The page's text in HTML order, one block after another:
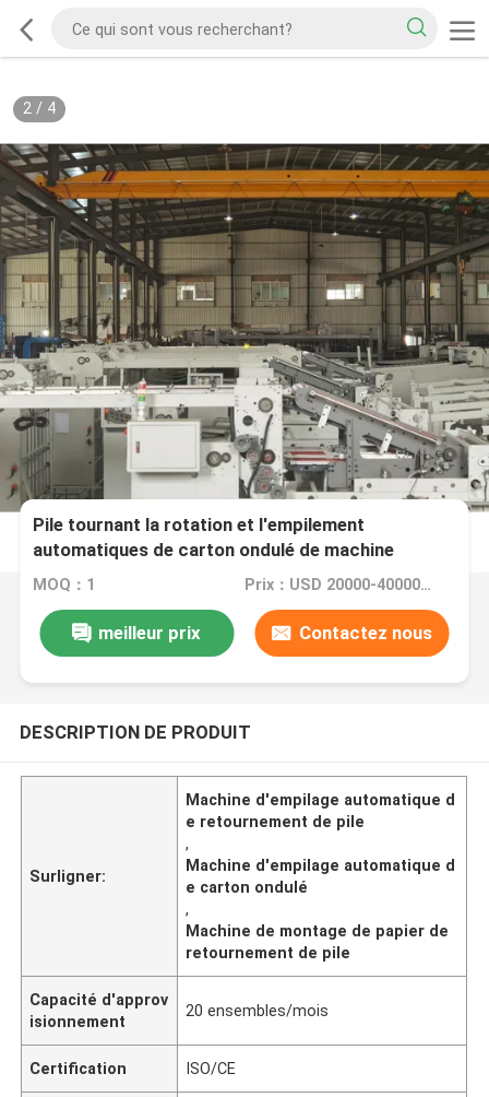
2/ 4
Pile tournant la rotation et l'empilement
automatiques de carton ondulé de machine
d'empilage
MOQ：1 Prix：USD 20000-40000/SET
meilleur prix Contactez nous
DESCRIPTION DE PRODUIT
Surligner:
Machine d'empilage automatique d
e retournement de pile
,
Machine d'empilage automatique d
e carton ondulé
,
Machine de montage de papier de
retournement de pile
Capacité d'approv
isionnement
20 ensembles/mois
Certification ISO/CE